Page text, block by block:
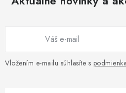
Vložením e-mailu súhlasíte s